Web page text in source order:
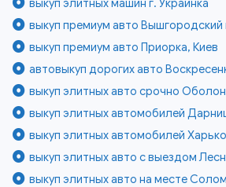
выкуп элитных машин г. Украинка
выкуп премиум авто Вышгородский
выкуп премиум авто Приорка, Киев
автовыкуп дорогих авто
выкуп элитных авто срочно
выкуп элитных автомобилей
выкуп элитных автомобилей
выкуп элитных авто с выездом
выкуп элитных авто на месте